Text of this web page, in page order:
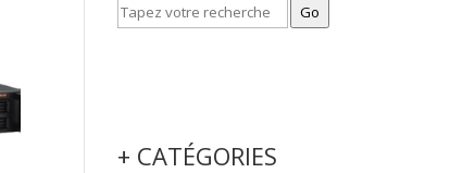
Go
+ CATÉGORIES